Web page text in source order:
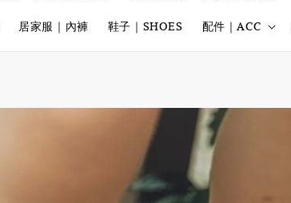
居家服｜內褲 鞋子｜SHOES 配件｜ACC